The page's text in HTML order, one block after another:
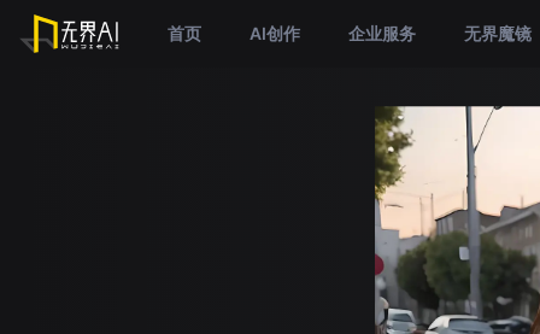
首页 AI创作 企业服务 无界魔镜